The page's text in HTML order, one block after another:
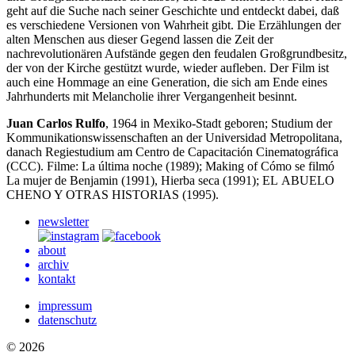
geht auf die Suche nach seiner Geschichte und entdeckt dabei, daß
es verschiedene Versionen von Wahrheit gibt. Die Erzählungen der
alten Menschen aus dieser Gegend lassen die Zeit der
nachrevolutionären Aufstände gegen den feudalen Großgrundbesitz,
der von der Kirche gestützt wurde, wieder aufleben. Der Film ist
auch eine Hommage an eine Generation, die sich am Ende eines
Jahrhunderts mit Melancholie ihrer Vergangenheit besinnt.
Juan Carlos Rulfo, 1964 in Mexiko-Stadt geboren; Studium der
Kommunikationswissenschaften an der Universidad Metropolitana,
danach Regiestudium am Centro de Capacitación Cinematográfica
(CCC). Filme: La última noche (1989); Making of Cómo se filmó
La mujer de Benjamin (1991), Hierba seca (1991); EL ABUELO
CHENO Y OTRAS HISTORIAS (1995).
newsletter
about
archiv
kontakt
impressum
datenschutz
© 2026